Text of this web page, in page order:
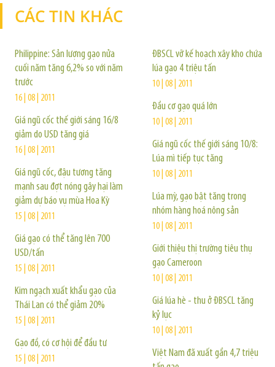
CÁC TIN KHÁC
Philippine: Sản lượng gạo nửa
cuối năm tăng 6,2% so với năm
trước
16 | 08 | 2011
Giá ngũ cốc thế giới sáng 16/8
giảm do USD tăng giá
16 | 08 | 2011
Giá ngũ cốc, đậu tương tăng
mạnh sau đợt nóng gây hại làm
giảm dự báo vụ mùa Hoa Kỳ
15 | 08 | 2011
Giá gạo có thể tăng lên 700
USD/tấn
15 | 08 | 2011
Kim ngạch xuất khẩu gạo của
Thái Lan có thể giảm 20%
15 | 08 | 2011
Gạo đồ, có cơ hội để đầu tư
15 | 08 | 2011
ĐBSCL vỡ kế hoạch xây kho chứa
lúa gạo 4 triệu tấn
10 | 08 | 2011
Đầu cơ gạo quá lớn
10 | 08 | 2011
Giá ngũ cốc thế giới sáng 10/8:
Lúa mì tiếp tục tăng
10 | 08 | 2011
Lúa mỳ, gạo bật tăng trong
nhóm hàng hoá nông sản
10 | 08 | 2011
Giới thiệu thị trường tiêu thụ
gạo Cameroon
10 | 08 | 2011
Giá lúa hè - thu ở ĐBSCL tăng
kỷ lục
10 | 08 | 2011
Việt Nam đã xuất gần 4,7 triệu